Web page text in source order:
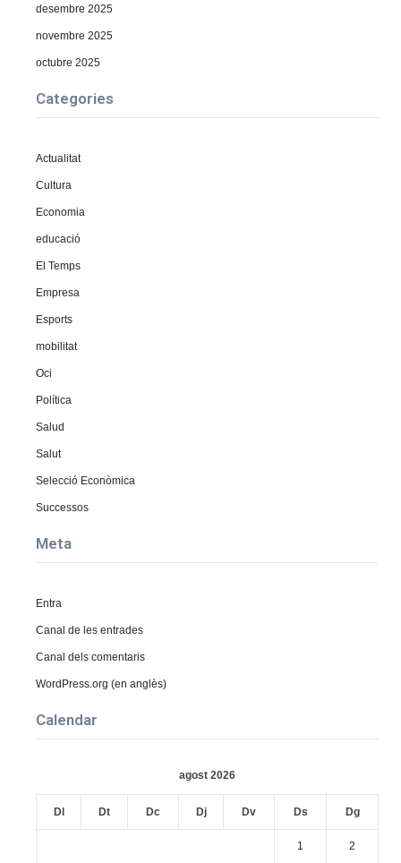
desembre 2025
novembre 2025
octubre 2025
Categories
Actualitat
Cultura
Economia
educació
El Temps
Empresa
Esports
mobilitat
Oci
Política
Salud
Salut
Selecció Econòmica
Successos
Meta
Entra
Canal de les entrades
Canal dels comentaris
WordPress.org (en anglès)
Calendar
agost 2026
Dl Dt Dc Dj Dv Ds Dg
1 2